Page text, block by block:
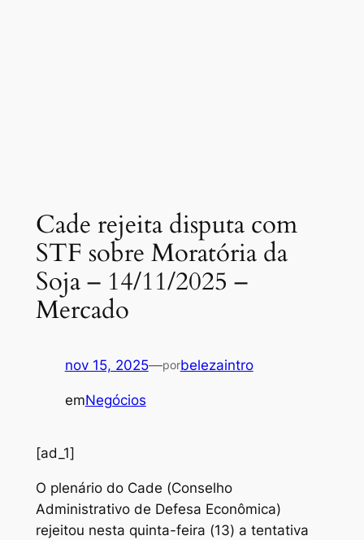
Cade rejeita disputa com
STF sobre Moratória da
Soja – 14/11/2025 –
Mercado
nov 15, 2025—porbelezaintro
emNegócios
[ad_1]
O plenário do Cade (Conselho
Administrativo de Defesa Econômica)
rejeitou nesta quinta-feira (13) a tentativa